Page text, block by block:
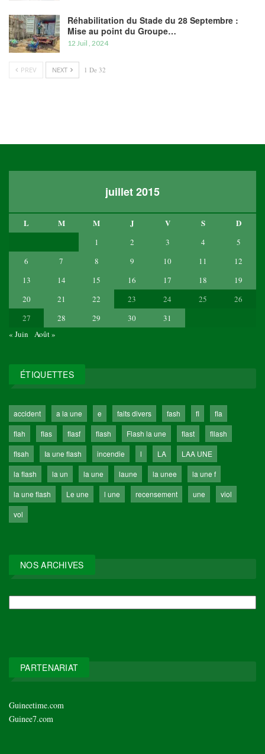
Réhabilitation du Stade du 28 Septembre :
Mise au point du Groupe…
12 Juil , 2024
PREV NEXT 1 De 32
juillet 2015
L M M J V S D
1 2 3 4
5
6
7 8 9 10 11
12
13
14 15 16 17 18
19
20
21 22 23 24 25
26
27
28 29 30
31
« Juin
Août »
ÉTIQUETTES
accident a la une e faits divers fash fl
fla
flah
flas flasf flash Flash la une flast
fllash
flsah
Ia une flash incendie l LA
LAA UNE
la flash
la un la une laune la unee
la une f
la une flash
Le une l une recensement une
viol
vol
NOS ARCHIVES
PARTENARIAT
Guineetime.com
Guinee7.com